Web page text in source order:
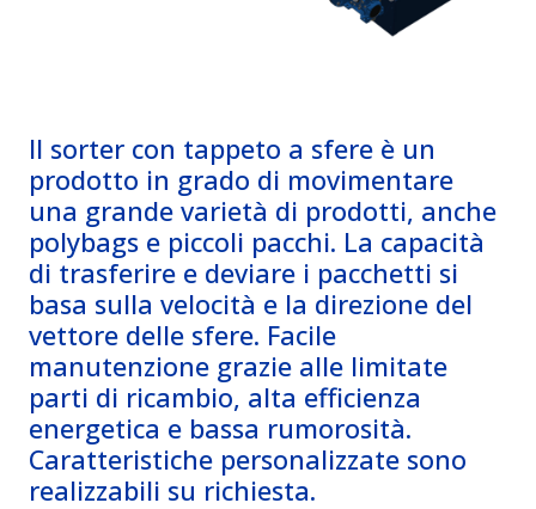
Il sorter con tappeto a sfere è un
prodotto in grado di movimentare
una grande varietà di prodotti, anche
polybags e piccoli pacchi. La capacità
di trasferire e deviare i pacchetti si
basa sulla velocità e la direzione del
vettore delle sfere. Facile
manutenzione grazie alle limitate
parti di ricambio, alta efficienza
energetica e bassa rumorosità.
Caratteristiche personalizzate sono
realizzabili su richiesta.